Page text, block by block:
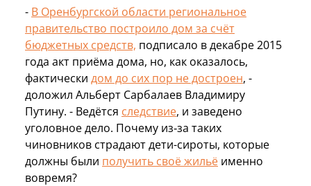
- В Оренбургской области региональное
правительство построило дом за счёт
бюджетных средств, подписало в декабре 2015
года акт приёма дома, но, как оказалось,
фактически дом до сих пор не достроен, -
доложил Альберт Сарбалаев Владимиру
Путину. - Ведётся следствие, и заведено
уголовное дело. Почему из‑за таких
чиновников страдают дети-сироты, которые
должны были получить своё жильё именно
вовремя?